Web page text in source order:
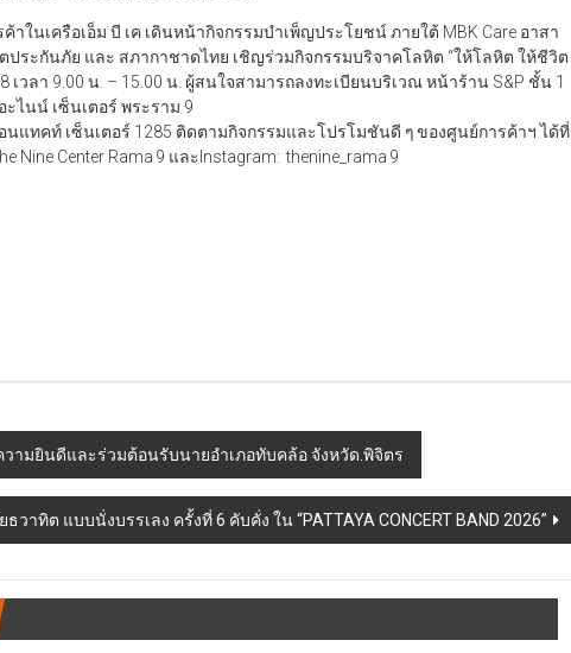
าในเครือเอ็ม บี เค เดินหน้ากิจกรรมบำเพ็ญประโยชน์ ภายใต้ MBK Care อาสา
ระกันภัย และ สภากาชาดไทย เชิญร่วมกิจกรรมบริจาคโลหิต “ให้โลหิต ให้ชีวิต
เวลา 9.00 น. – 15.00 น. ผู้สนใจสามารถลงทะเบียนบริเวณ หน้าร้าน S&P ชั้น 1
ไนน์ เซ็นเตอร์ พระราม 9
นแทคท์ เซ็นเตอร์ 1285 ติดตามกิจกรรมและโปรโมชันดี ๆ ของศูนย์การค้าฯ ได้ที่
Nine Center Rama 9 และInstagram: thenine_rama 9
ามยินดีและร่วมต้อนรับนายอำเภอทับคล้อ จังหวัด.พิจิตร
าทิต แบบนั่งบรรเลง ครั้งที่ 6 คับคั่ง ใน “PATTAYA CONCERT BAND 2026”